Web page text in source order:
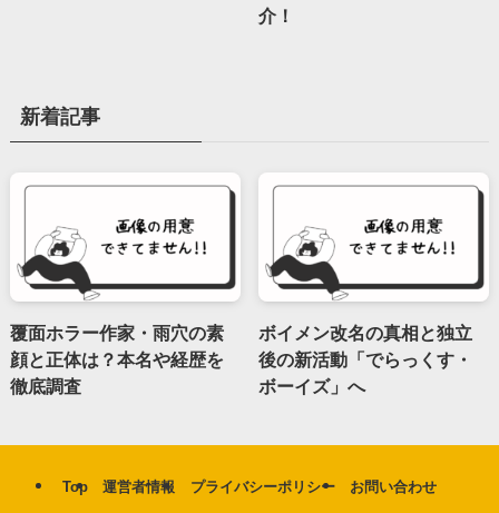
介！
新着記事
覆面ホラー作家・雨穴の素
顔と正体は？本名や経歴を
徹底調査
ボイメン改名の真相と独立
後の新活動「でらっくす・
ボーイズ」へ
Top 運営者情報 プライバシーポリシー お問い合わせ